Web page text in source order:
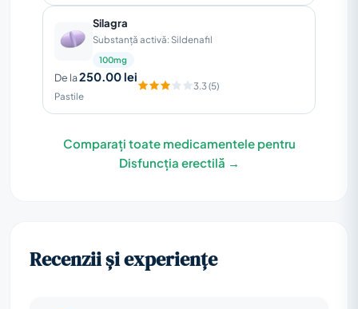
Silagra
Substanță activă: Sildenafil
100mg
De la250.00 lei
Pastile
3.3 (5)
Comparați toate medicamentele pentru
Disfuncția erectilă →
Recenzii și experiențe